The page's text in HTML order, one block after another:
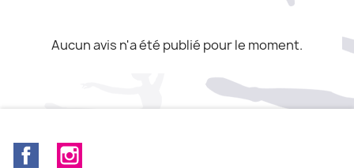
Aucun avis n'a été publié pour le moment.
Facebook